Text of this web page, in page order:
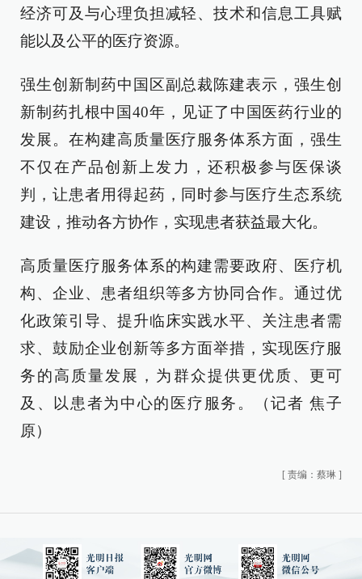
经济可及与心理负担减轻、技术和信息工具赋
能以及公平的医疗资源。
强生创新制药中国区副总裁陈建表示，强生创
新制药扎根中国40年，见证了中国医药行业的
发展。在构建高质量医疗服务体系方面，强生
不仅在产品创新上发力，还积极参与医保谈
判，让患者用得起药，同时参与医疗生态系统
建设，推动各方协作，实现患者获益最大化。
高质量医疗服务体系的构建需要政府、医疗机
构、企业、患者组织等多方协同合作。通过优
化政策引导、提升临床实践水平、关注患者需
求、鼓励企业创新等多方面举措，实现医疗服
务的高质量发展，为群众提供更优质、更可
及、以患者为中心的医疗服务。（记者 焦子
原）
[ 责编：蔡琳 ]